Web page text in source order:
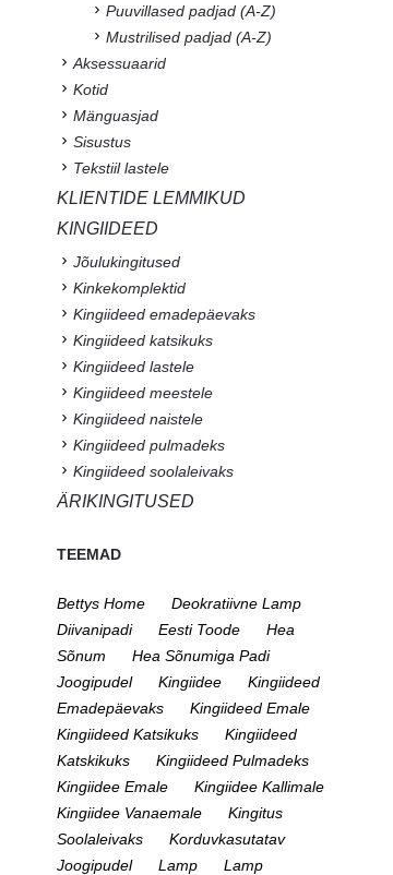
Puuvillased padjad (A-Z)
Mustrilised padjad (A-Z)
Aksessuaarid
Kotid
Mänguasjad
Sisustus
Tekstiil lastele
KLIENTIDE LEMMIKUD
KINGIIDEED
Jõulukingitused
Kinkekomplektid
Kingiideed emadepäevaks
Kingiideed katsikuks
Kingiideed lastele
Kingiideed meestele
Kingiideed naistele
Kingiideed pulmadeks
Kingiideed soolaleivaks
ÄRIKINGITUSED
TEEMAD
Bettys Home
Deokratiivne Lamp
Diivanipadi
Eesti Toode
Hea
Sõnum
Hea Sõnumiga Padi
Joogipudel
Kingiidee
Kingiideed
Emadepäevaks
Kingiideed Emale
Kingiideed Katsikuks
Kingiideed
Katskikuks
Kingiideed Pulmadeks
Kingiidee Emale
Kingiidee Kallimale
Kingiidee Vanaemale
Kingitus
Soolaleivaks
Korduvkasutatav
Joogipudel
Lamp
Lamp